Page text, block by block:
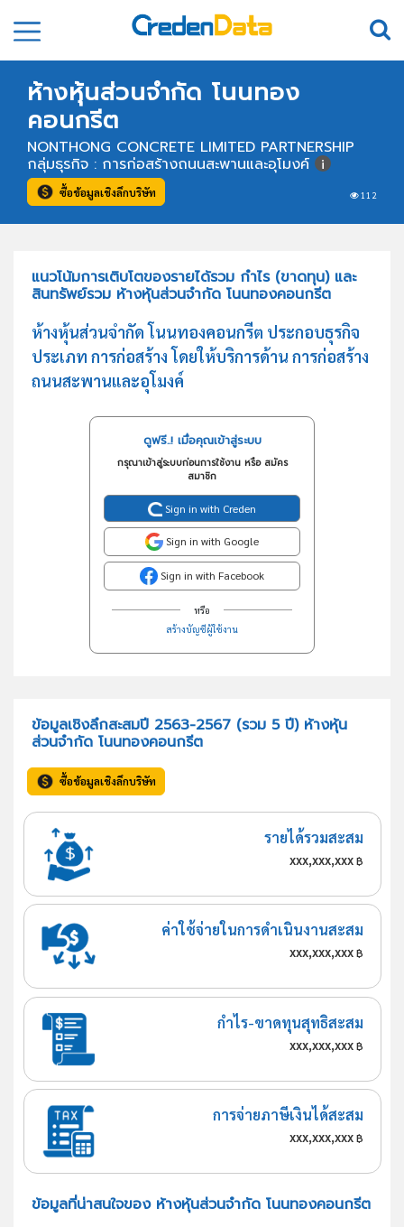
ห้างหุ้นส่วนจำกัด โนนทอง
คอนกรีต
NONTHONG CONCRETE LIMITED PARTNERSHIP
112
กลุ่มธุรกิจ : การก่อสร้างถนนสะพานและอุโมงค์
ซื้อข้อมูลเชิงลึกบริษัท
แนวโน้มการเติบโตของรายได้รวม กำไร (ขาดทุน) และ
สินทรัพย์รวม ห้างหุ้นส่วนจำกัด โนนทองคอนกรีต
ห้างหุ้นส่วนจำกัด โนนทองคอนกรีต ประกอบธุรกิจ
ประเภท การก่อสร้าง โดยให้บริการด้าน การก่อสร้าง
ถนนสะพานและอุโมงค์
ดูฟรี..! เมื่อคุณเข้าสู่ระบบ
กรุณาเข้าสู่ระบบก่อนการใช้งาน หรือ สมัคร
สมาชิก
Sign in with Creden
Sign in with Google
Sign in with Facebook
หรือ
สร้างบัญชีผู้ใช้งาน
ข้อมูลเชิงลึกสะสมปี 2563-2567 (รวม 5 ปี) ห้างหุ้น
ส่วนจำกัด โนนทองคอนกรีต
ซื้อข้อมูลเชิงลึกบริษัท
รายได้รวมสะสม
xxx,xxx,xxx฿
ค่าใช้จ่ายในการดำเนินงานสะสม
xxx,xxx,xxx฿
กำไร-ขาดทุนสุทธิสะสม
xxx,xxx,xxx฿
การจ่ายภาษีเงินได้สะสม
xxx,xxx,xxx฿
ข้อมูลที่น่าสนใจของ ห้างหุ้นส่วนจำกัด โนนทองคอนกรีต